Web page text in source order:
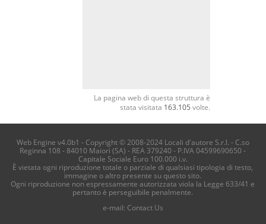
La pagina web di questa struttura è
stata visitata 163.105 volte.
Web Engine v4.0b1 - Copyright © 2008-2024 Locali d'autore S.r.l. - C.so
Reginna 108 - 84010 Maiori (SA) - REA 379240 - P.IVA 04599690650 -
Capitale Sociale Euro 100.000 i.v.
È vietata ogni riproduzione totale o parziale di qualsiasi tipologia di testo,
immagine o altro presente su questo sito.
Ogni riproduzione non espressamente autorizzata viola la Legge 633/41 e
pertanto è perseguibile penalmente.
e-mail: Contact Us